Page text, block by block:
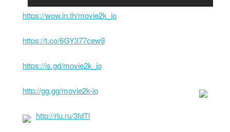
https://wow.in.th/movie2k_io
https://t.co/6GY377cew9
https://is.gd/movie2k_io
http://gg.gg/movie2k-io
http://rlu.ru/3fdTl